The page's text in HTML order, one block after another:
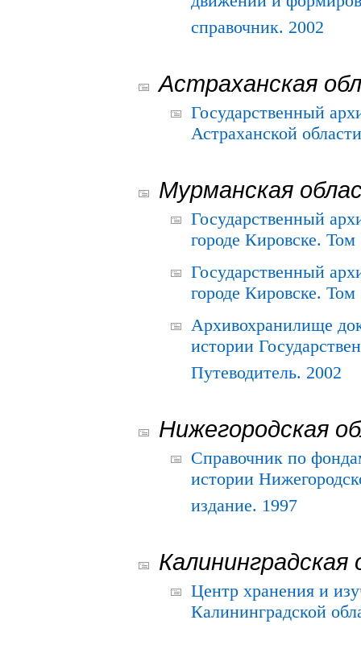
справочник. 2002
Астраханская
Государственный
Астраханской
Мурманская
Государственный
городе Кировске.
Государственный
городе Кировске.
Архивохранилище
истории
Путеводитель. 2002
Нижегородская
Справочник по
истории
издание. 1997
Калининградская
Центр хранения и
Калининградской